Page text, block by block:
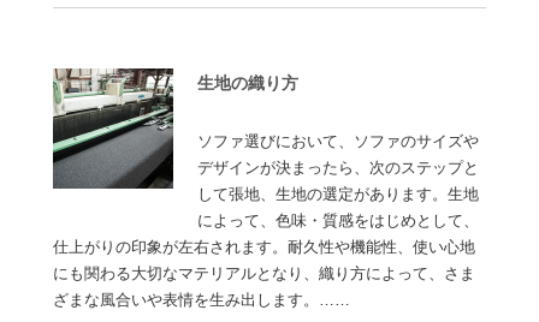
生地の織り方
ソファ選びにおいて、ソファのサイズや
デザインが決まったら、次のステップと
して張地、生地の選定があります。生地
によって、色味・質感をはじめとして、
仕上がりの印象が左右されます。耐久性や機能性、使い心地
にも関わる大切なマテリアルとなり、織り方によって、さま
ざまな風合いや表情を生み出します。……